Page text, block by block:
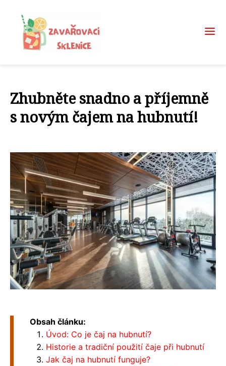
Zhubněte snadno a příjemně
s novým čajem na hubnutí!
Obsah článku:
Úvod: Co je čaj na hubnutí?
Historie a tradiční použití čaje při hubnutí
Jak čaj na hubnutí funguje?